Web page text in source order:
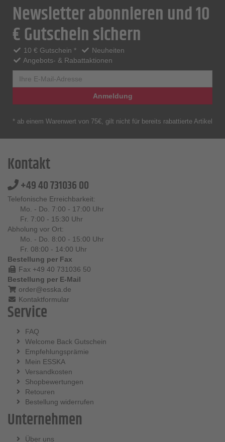
Newsletter abonnieren und 10
€ Gutschein sichern
10 € Gutschein *
Neuheiten
Angebots- & Rabattaktionen
Anmeldung
* ab einem Warenwert von 75€, gilt nicht für bereits rabattierte Artikel
Kontakt
+49 40 731036 00
Telefonische Erreichbarkeit:
Mo. - Do. 7:00 - 17:00 Uhr
Fr. 7:00 - 15:30 Uhr
Abholung vor Ort:
Mo. - Do. 8:00 - 15:00 Uhr
Fr. 08:00 - 14:00 Uhr
Bestellung per Fax
Fax +49 40 731036 50
Bestellung per E-Mail
order@esska.de
Kontaktformular
Service
FAQ
Welcome Back Gutschein
Empfehlungsprämie
Mein ESSKA
Versandkosten
Shopbewertungen
Retouren
Bestellung widerrufen
Unternehmen
Über uns